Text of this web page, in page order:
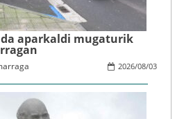
aparkaldi mugaturik
2026/08/03